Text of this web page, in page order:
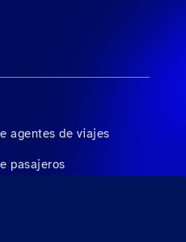
agentes de viajes
pasajeros